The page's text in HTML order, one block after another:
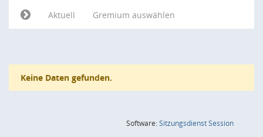
Aktuell
Gremium auswählen
Keine Daten gefunden.
Software:SitzungsdienstSession(Wird in